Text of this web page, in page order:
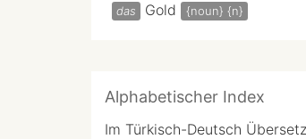
das Gold {noun} {n}
Alphabetischer Index
Im Türkisch-Deutsch